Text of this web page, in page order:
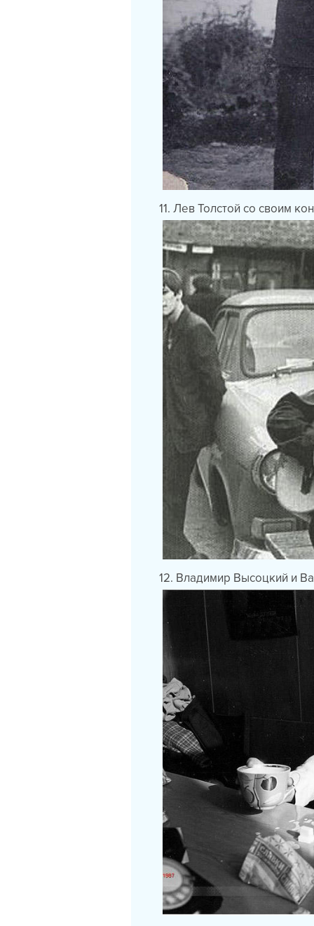
11. Лев Толстой со своим
12. Владимир Высоцкий и